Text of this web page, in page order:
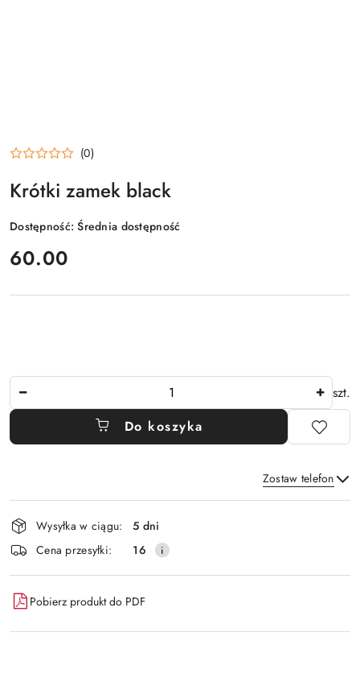
(0)
Krótki zamek black
Dostępność:Średnia dostępność
cena:
60.00
szt.
Do koszyka
Zostaw telefon
Wyślij
Dostępność
i
dostawa
Wysyłka w ciągu:
5 dni
Cena przesyłki:
16
Pobierz produkt do PDF